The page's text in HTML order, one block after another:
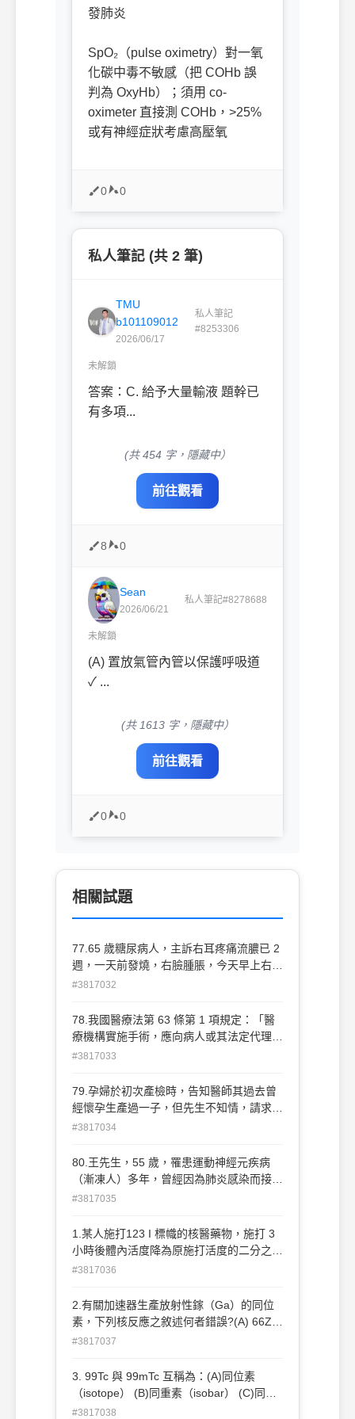
發肺炎
SpO₂（pulse oximetry）對一氧
化碳中毒不敏感（把 COHb 誤
判為 OxyHb）；須用 co-
oximeter 直接測 COHb，>25%
或有神經症狀考慮高壓氧
0 0
私人筆記 (共 2 筆)
TMU
b101109012
2026/06/17
私人筆記
#8253306
未解鎖
答案：C. 給予大量輸液 題幹已
有多項...
(共 454 字，隱藏中）
前往觀看
8 0
Sean
2026/06/21
私人筆記#8278688
未解鎖
(A) 置放氣管內管以保護呼吸道
✓ ...
(共 1613 字，隱藏中）
前往觀看
0 0
相關試題
77.65 歲糖尿病人，主訴右耳疼痛流膿已 2
週，一天前發燒，右臉腫脹，今天早上右眼
瞼下垂。下列敘述何者錯誤？ (A)有可能是
(B)有可能是顏面神經受侵犯 (C)最常見的
致病菌是 Pseudomonas aeruginosa (D)治
#3817032
78.我國醫療法第 63 條第 1 項規定：「醫
療機構實施手術，應向病人或其法定代理
人、配偶、親屬或關係人說明手術原因、手
其同意，簽具手術同意書及麻醉同意書，始
得為 之。」主要係為保障病人之何種權
#3817033
79.孕婦於初次產檢時，告知醫師其過去曾
經懷孕生產過一子，但先生不知情，請求醫
師隱匿相關病情，下列做法何者最適當？
不告知相關醫護人員其懷孕生產史 (B)病歷
上記錄為 G2P1，同時病歷上註明保護病人
G2P1，且要求病人應確實告知先生，避免
不必要糾紛
#3817034
80.王先生，55 歲，罹患運動神經元疾病
（漸凍人）多年，曾經因為肺炎感染而接受
氣管內插管及呼吸器治療，之後病情改善而
DNR。一個月後，病人已經四肢無力，吞
嚥開始出現困難，以鼻胃管進食。現在又出
療（time-limited trial）的選項：先接受插
管治療， 如果仍未改善再撤除呼吸器。病
人神智清楚，明白表示拒絕，並能夠接受此
定。有關醫師之處置下列何者最適當？ (A)
反覆勸說病人接受插管，為家人而努力，因
為肺炎是可以治療的 (B)接受病人拒絕插管
#3817035
1.某人施打123 I 標幟的核醫藥物，施打 3
小時後體內活度降為原施打活度的二分之
一，則其生物半衰期為多少小時？（已知
(C)6.5 (D)8.0
#3817036
2.有關加速器生產放射性鎵（Ga）的同位
素，下列核反應之敘述何者錯誤?(A) 66Zn
(d, n) 68Ga (B) 68Zn (p, n) 68Ga (C)
#3817037
3. 99Tc 與 99mTc 互稱為：(A)同位素
（isotope） (B)同重素（isobar） (C)同中
素（isotone） (D)同質異構物（isomer）
#3817038